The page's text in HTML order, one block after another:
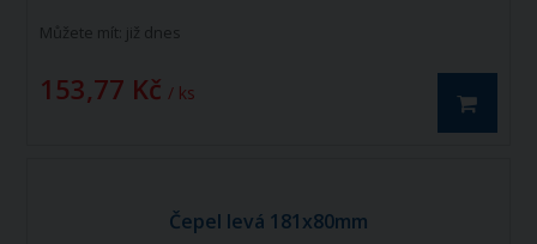
Můžete mít: již dnes
153,77 Kč / ks
Čepel levá 181x80mm